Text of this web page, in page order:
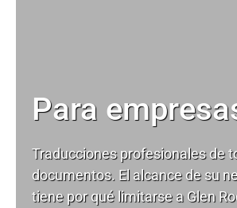
Para
Traducciones profesionales de
documentos. El alcance de su
tiene por qué limitarse a Glen